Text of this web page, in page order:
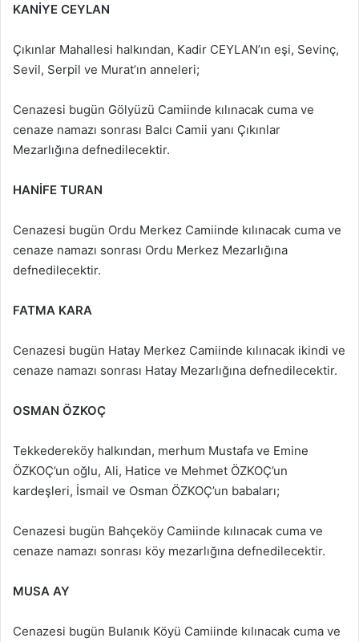
KANİYE CEYLAN
Çıkınlar Mahallesi halkından, Kadir CEYLAN’ın eşi, Sevinç,
Sevil, Serpil ve Murat’ın anneleri;
Cenazesi bugün Gölyüzü Camiinde kılınacak cuma ve
cenaze namazı sonrası Balcı Camii yanı Çıkınlar
Mezarlığına defnedilecektir.
HANİFE TURAN
Cenazesi bugün Ordu Merkez Camiinde kılınacak cuma ve
cenaze namazı sonrası Ordu Merkez Mezarlığına
defnedilecektir.
FATMA KARA
Cenazesi bugün Hatay Merkez Camiinde kılınacak ikindi ve
cenaze namazı sonrası Hatay Mezarlığına defnedilecektir.
OSMAN ÖZKOÇ
Tekkedereköy halkından, merhum Mustafa ve Emine
ÖZKOÇ’un oğlu, Ali, Hatice ve Mehmet ÖZKOÇ’un
kardeşleri, İsmail ve Osman ÖZKOÇ’un babaları;
Cenazesi bugün Bahçeköy Camiinde kılınacak cuma ve
cenaze namazı sonrası köy mezarlığına defnedilecektir.
MUSA AY
Cenazesi bugün Bulanık Köyü Camiinde kılınacak cuma ve